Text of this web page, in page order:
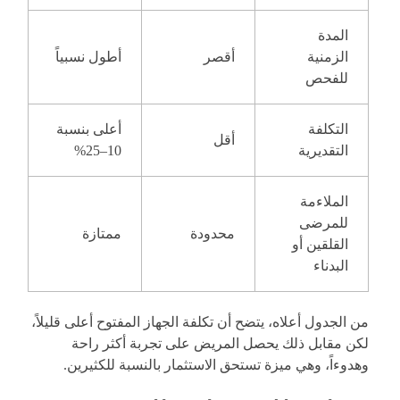
المدة
الزمنية
للفحص
أقصر أطول نسبياً
التكلفة
التقديرية
أقل
أعلى بنسبة
10–25%
الملاءمة
للمرضى
القلقين أو
البدناء
محدودة ممتازة
من الجدول أعلاه، يتضح أن تكلفة الجهاز المفتوح أعلى قليلاً،
لكن مقابل ذلك يحصل المريض على تجربة أكثر راحة
وهدوءاً، وهي ميزة تستحق الاستثمار بالنسبة للكثيرين.